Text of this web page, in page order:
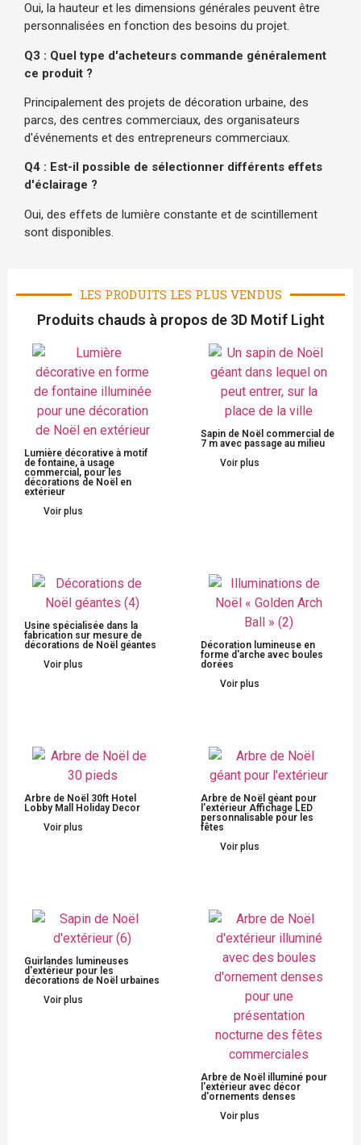
Oui, la hauteur et les dimensions générales peuvent être
personnalisées en fonction des besoins du projet.
Q3 : Quel type d'acheteurs commande généralement
ce produit ?
Principalement des projets de décoration urbaine, des
parcs, des centres commerciaux, des organisateurs
d'événements et des entrepreneurs commerciaux.
Q4 : Est-il possible de sélectionner différents effets
d'éclairage ?
Oui, des effets de lumière constante et de scintillement
sont disponibles.
LES PRODUITS LES PLUS VENDUS
Produits chauds à propos de 3D Motif Light
Lumière décorative à motif
de fontaine, à usage
commercial, pour les
décorations de Noël en
extérieur
Voir plus
Sapin de Noël commercial de
7 m avec passage au milieu
Voir plus
Usine spécialisée dans la
fabrication sur mesure de
décorations de Noël géantes
Voir plus
Décoration lumineuse en
forme d'arche avec boules
dorées
Voir plus
Arbre de Noël 30ft Hotel
Lobby Mall Holiday Decor
Voir plus
Arbre de Noël géant pour
l'extérieur Affichage LED
personnalisable pour les
fêtes
Voir plus
Guirlandes lumineuses
d'extérieur pour les
décorations de Noël urbaines
Voir plus
Arbre de Noël illuminé pour
l'extérieur avec décor
d'ornements denses
Voir plus